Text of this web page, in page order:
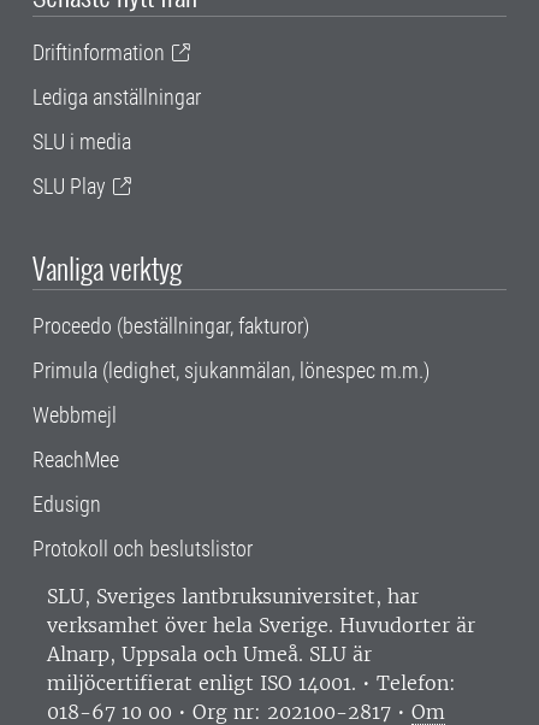
Driftinformation
Lediga anställningar
SLU i media
SLU Play
Vanliga verktyg
Proceedo (beställningar, fakturor)
Primula (ledighet, sjukanmälan, lönespec m.m.)
Webbmejl
ReachMee
Edusign
Protokoll och beslutslistor
SLU, Sveriges lantbruksuniversitet, har
verksamhet över hela Sverige. Huvudorter är
Alnarp, Uppsala och Umeå. SLU är
miljöcertifierat enligt ISO 14001. • Telefon:
018-67 10 00 • Org nr: 202100-2817 • Om